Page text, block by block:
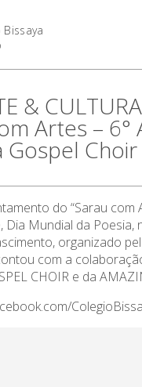
Bissaya
O Colégio
de Apoio
Ano Letivo
Admissão
&
Artes – 6°
Gospel Choir
do “Sarau com
Dia Mundial da Poesia,
organizado
com a
CHOIR e da